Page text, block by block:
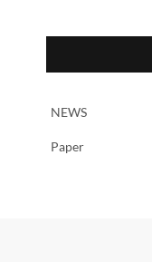
NEWS
Paper